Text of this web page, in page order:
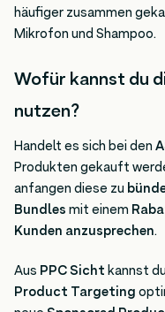
häufiger zusammen
Mikrofon und Shampoo.
Wofür kannst du
nutzen?
Handelt es sich bei den
Produkten gekauft
anfangen diese zu
Bundlesmit einem
Kunden anzusprechen.
Aus PPC Sichtkannst
Product Targeting